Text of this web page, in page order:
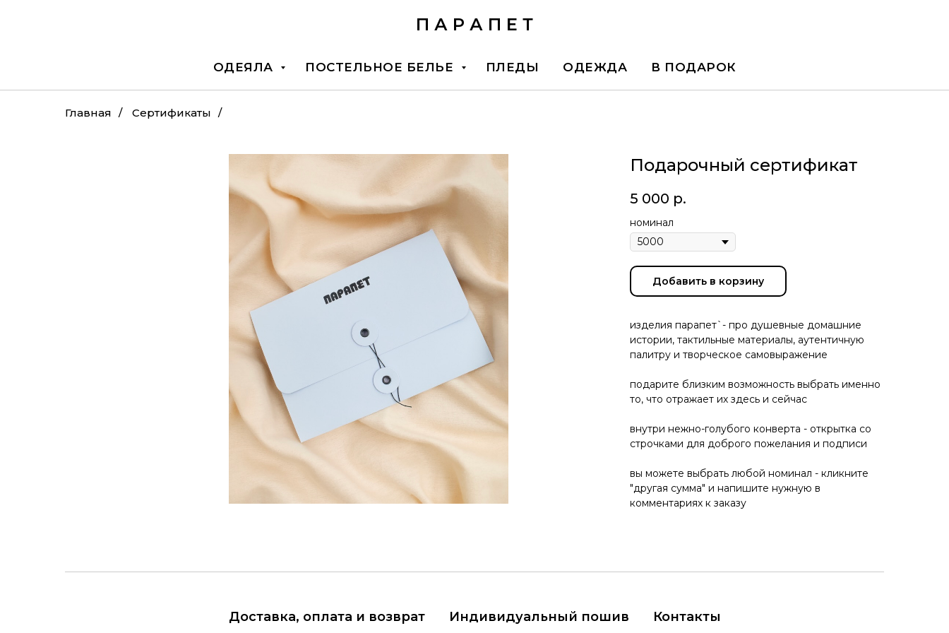
П А Р А П Е Т
ОДЕЯЛА ПОСТЕЛЬНОЕ БЕЛЬЕ ПЛЕДЫ ОДЕЖДА В ПОДАРОК
Главная / Сертификаты /
Подарочный сертификат
5 000 р.
номинал
Добавить в корзину
изделия парапет`- про душевные домашние
истории, тактильные материалы, аутентичную
палитру и творческое самовыражение
подарите близким возможность выбрать именно
то, что отражает их здесь и сейчас
внутри нежно-голубого конверта - открытка со
строчками для доброго пожелания и подписи
вы можете выбрать любой номинал - кликните
"другая сумма" и напишите нужную в
комментариях к заказу
Доставка, оплата и возврат Индивидуальный пошив Контакты